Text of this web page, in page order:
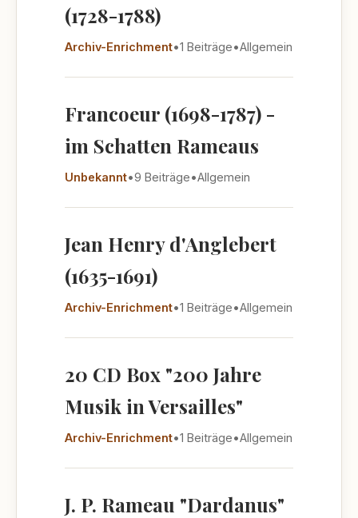
(1728-1788)
Archiv-Enrichment•1 Beiträge•Allgemein
Francoeur (1698-1787) -
im Schatten Rameaus
Unbekannt•9 Beiträge•Allgemein
Jean Henry d'Anglebert
(1635-1691)
Archiv-Enrichment•1 Beiträge•Allgemein
20 CD Box "200 Jahre
Musik in Versailles"
Archiv-Enrichment•1 Beiträge•Allgemein
J. P. Rameau "Dardanus"